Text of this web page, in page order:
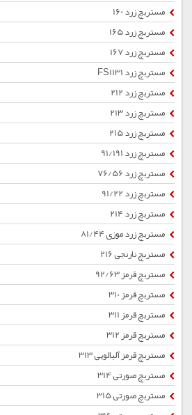
مستربچ زرد 160
مستربچ زرد 165
مستربچ زرد 167
مستربچ زرد FS1131
مستربچ زرد 212
مستربچ زرد 213
مستربچ زرد 215
مستربچ زرد 91/191
مستربچ زرد 76/56
مستربچ زرد 91/22
مستربچ زرد 214
مستربچ زرد موزی 81/44
مستربچ نارنجی 216
مستربچ قرمز 92/63
مستربچ قرمز 310
مستربچ قرمز 311
مستربچ قرمز 312
مستربچ قرمز آلبالویی 313
مستربچ صورتی 314
مستربچ صورتی 315